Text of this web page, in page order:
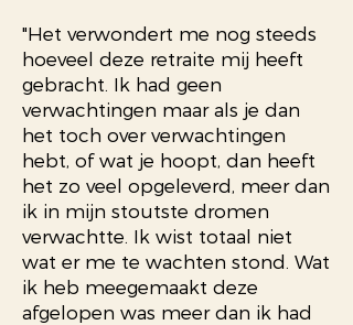
"Het verwondert me nog steeds
hoeveel deze retraite mij heeft
gebracht. Ik had geen
verwachtingen maar als je dan
het toch over verwachtingen
hebt, of wat je hoopt, dan heeft
het zo veel opgeleverd, meer dan
ik in mijn stoutste dromen
verwachtte. Ik wist totaal niet
wat er me te wachten stond. Wat
ik heb meegemaakt deze
afgelopen was meer dan ik had